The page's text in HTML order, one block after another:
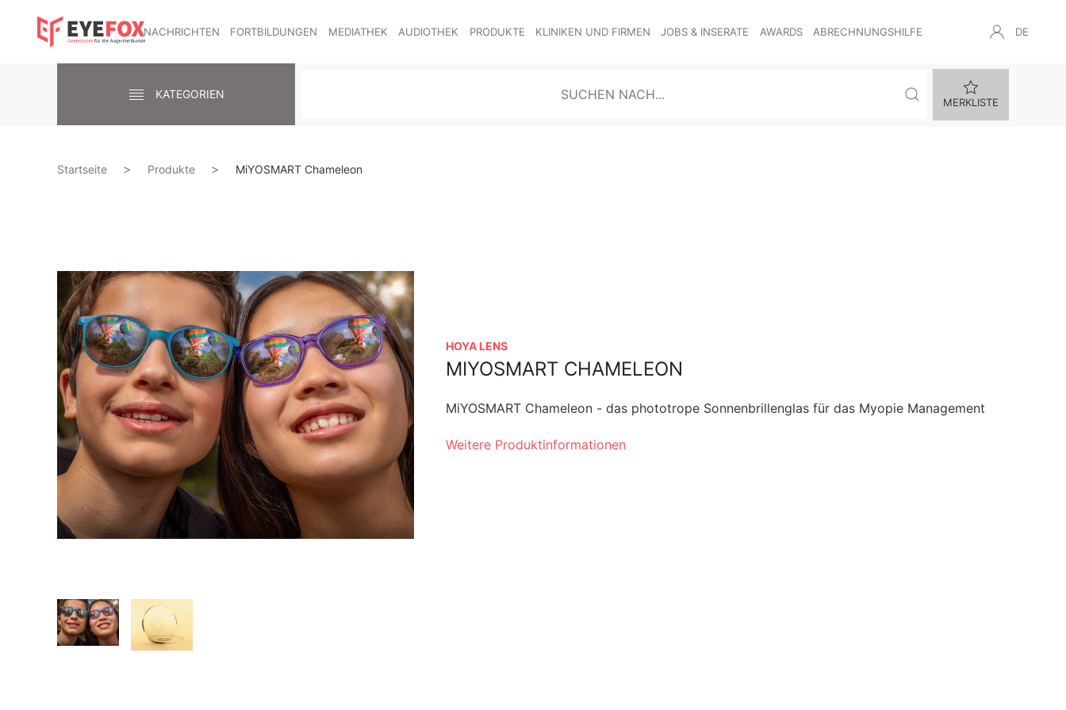
NACHRICHTEN FORTBILDUNGEN MEDIATHEK AUDIOTHEK PRODUKTE KLINIKEN UND FIRMEN JOBS & INSERATE AWARDS ABRECHNUNGSHILFE DE
KATEGORIEN
MERKLISTE
Startseite Produkte MiYOSMART Chameleon
HOYA LENS
MIYOSMART CHAMELEON
MiYOSMART Chameleon - das phototrope Sonnenbrillenglas für das Myopie Management
Weitere Produktinformationen